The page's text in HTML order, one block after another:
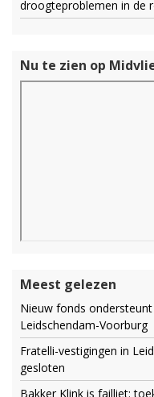
droogteproblemen in de
Nu te zien op
Meest gelezen
Nieuw fonds
Leidschendam-Voorburg
Fratelli-vestigingen in
gesloten
Bakker Klink is failliet: